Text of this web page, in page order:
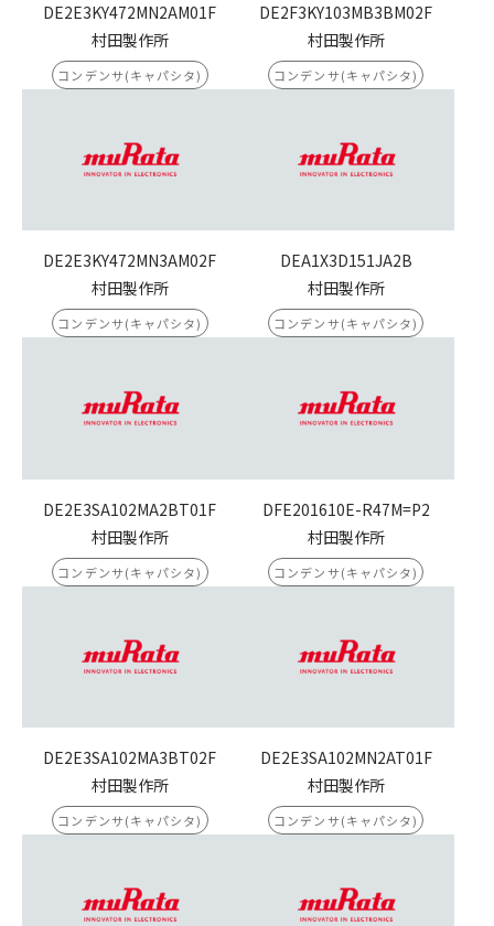
DE2E3KY472MN2AM01F
村田製作所
コンデンサ(キャパシタ)
DE2F3KY103MB3BM02F
村田製作所
コンデンサ(キャパシタ)
DE2E3KY472MN3AM02F
村田製作所
コンデンサ(キャパシタ)
DEA1X3D151JA2B
村田製作所
コンデンサ(キャパシタ)
DE2E3SA102MA2BT01F
村田製作所
コンデンサ(キャパシタ)
DFE201610E-R47M=P2
村田製作所
コンデンサ(キャパシタ)
DE2E3SA102MA3BT02F
村田製作所
コンデンサ(キャパシタ)
DE2E3SA102MN2AT01F
村田製作所
コンデンサ(キャパシタ)